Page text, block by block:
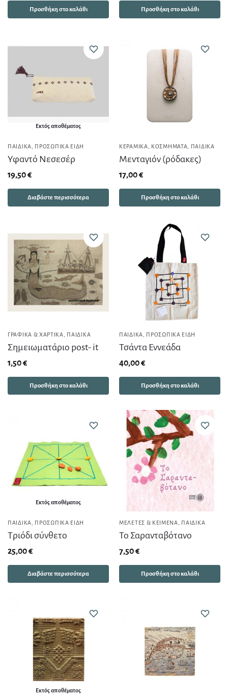
Προσθήκη στο καλάθι Προσθήκη στο καλάθι
Εκτός αποθέματος
ΠΑΙΔΙΚΆ ΠΡΟΣΩΠΙΚΆ ΕΊΔΗ
Υφαντό Νεσεσέρ
19,50€
Διαβάστε περισσότερα
ΚΕΡΑΜΙΚΆ ΚΟΣΜΉΜΑΤΑ ΠΑΙΔΙΚΆ
Μενταγιόν (ρόδακες)
17,00€
Προσθήκη στο καλάθι
ΓΡΑΦΙΚΆ & ΧΑΡΤΙΚΆ ΠΑΙΔΙΚΆ
Σημειωματάριο post- it
1,50€
Προσθήκη στο καλάθι
ΠΑΙΔΙΚΆ ΠΡΟΣΩΠΙΚΆ ΕΊΔΗ
Τσάντα Εννεάδα
40,00€
Προσθήκη στο καλάθι
Εκτός αποθέματος
ΠΑΙΔΙΚΆ ΠΡΟΣΩΠΙΚΆ ΕΊΔΗ
Τριόδι σύνθετο
25,00€
Διαβάστε περισσότερα
ΜΕΛΈΤΕΣ & ΚΕΊΜΕΝΑ ΠΑΙΔΙΚΆ
Το Σαρανταβότανο
7,50€
Προσθήκη στο καλάθι
Εκτός αποθέματος